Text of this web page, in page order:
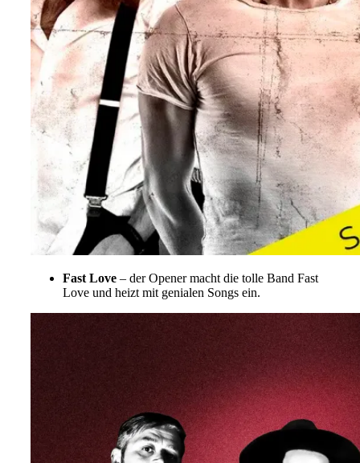
Fast Love – der Opener macht die tolle Band Fast
Love und heizt mit genialen Songs ein.